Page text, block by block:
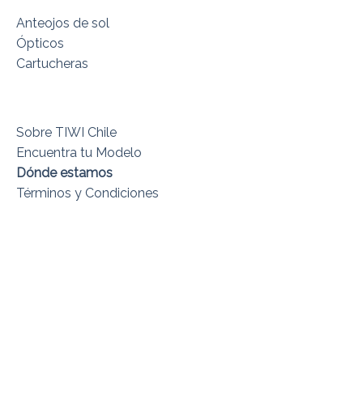
Anteojos de sol
Ópticos
Cartucheras
Sobre TIWI Chile
Encuentra tu Modelo
Dónde estamos
Términos y Condiciones